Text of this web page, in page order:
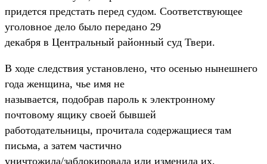
придется предстать перед судом. Соответствующее
уголовное дело было передано 29
декабря в Центральный районный суд Твери.
В ходе следствия установлено, что осенью нынешнего
года женщина, чье имя не
называется, подобрав пароль к электронному
почтовому ящику своей бывшей
работодательницы, прочитала содержащиеся там
письма, а затем частично
уничтожила/заблокировала или изменила их.